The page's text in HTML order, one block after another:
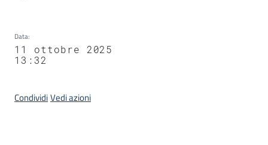
Data:
11 ottobre 2025
13:32
CondividiVedi azioni